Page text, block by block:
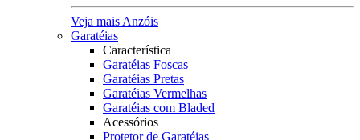
Veja mais Anzóis
Garatéias
Característica
Garatéias Foscas
Garatéias Pretas
Garatéias Vermelhas
Garatéias com Bladed
Acessórios
Protetor de Garatéias